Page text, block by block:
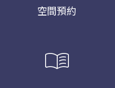
空間預約
menu_book